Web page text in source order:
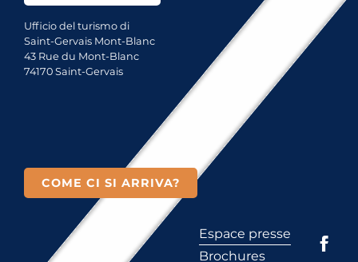
Ufficio del turismo di
Saint-Gervais Mont-Blanc
43 Rue du Mont-Blanc
74170 Saint-Gervais
COME CI SI ARRIVA?
Espace presse
Brochures